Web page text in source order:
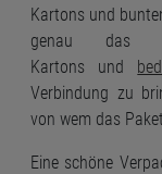
Kartons und
genau das
Kartons und
Verbindung zu
von wem das
Eine schöne